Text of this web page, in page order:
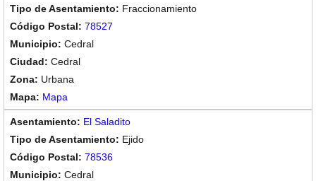
Fraccionamiento
78527
Cedral
Cedral
Urbana
Mapa
El Saladito
Ejido
78536
Cedral